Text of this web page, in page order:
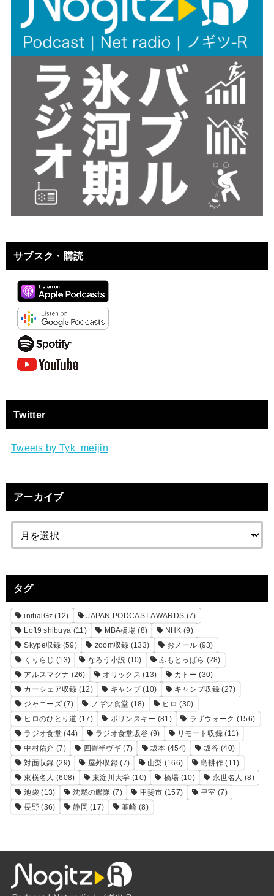
サブスク・購読
Twitter
Tweets by Tyk_meijin
アーカイブ
タグ
initialGz (12) JAPAN PODCAST AWARDS (7)
Loft9 shibuya (11) MBA橋場 (8) NHK (9)
Skype収録 (59) zoom収録 (133) おメール (93)
くりらじ (13) なろう小説 (10) ふもとっぱら (28)
アルスマグナ (26) オリックス (13) カトー (30)
カーシェア収録 (12) キャンプ(10) キャンプ収録(27)
ジャニーズ(7) ノギツ食堂 (18) ヒロ (30)
ヒロのひとり道 (17) ポリンスキー (81) ラザウォーク (156)
ラジオ食堂(44) ラジオ食堂坂谷 (9) リモート収録(11)
中村佑介 (7) 四畳半ヴギ (7) 坂本 (454) 坂谷 (40)
対面収録 (29) 屋外収録 (7) 山梨 (166) 島耕作(11)
東横名人 (608) 東淀川大学 (10) 橋場 (10) 永世名人 (8)
池袋 (13) 沈黙の艦隊 (7) 甲斐市 (157) 皇室 (7)
長野 (36) 静岡 (17) 韮崎 (8)